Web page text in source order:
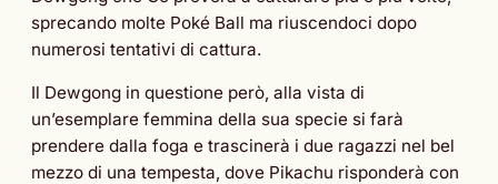
sprecando molte Poké Ball ma riuscendoci dopo
numerosi tentativi di cattura.
Il Dewgong in questione però, alla vista di
un’esemplare femmina della sua specie si farà
prendere dalla foga e trascinerà i due ragazzi nel bel
mezzo di una tempesta, dove Pikachu risponderà con